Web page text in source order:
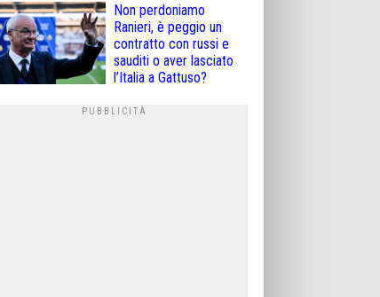
Non perdoniamo
Ranieri, è peggio un
contratto con russi e
sauditi o aver lasciato
l’Italia a Gattuso?